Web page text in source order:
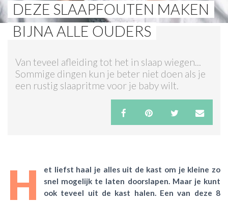
LIFESTYLE
SHOPS
ACTIES & KORTING
DEZE SLAAPFOUTEN MAKEN
BIJNA ALLE OUDERS
Van teveel afleiding tot het in slaap wiegen...
Sommige dingen kun je beter niet doen als je
een rustig slaapritme voor je baby wilt.
H
et liefst haal je alles uit de kast om je kleine zo
snel mogelijk te laten doorslapen. Maar je kunt
ook teveel uit de kast halen. Een van deze 8